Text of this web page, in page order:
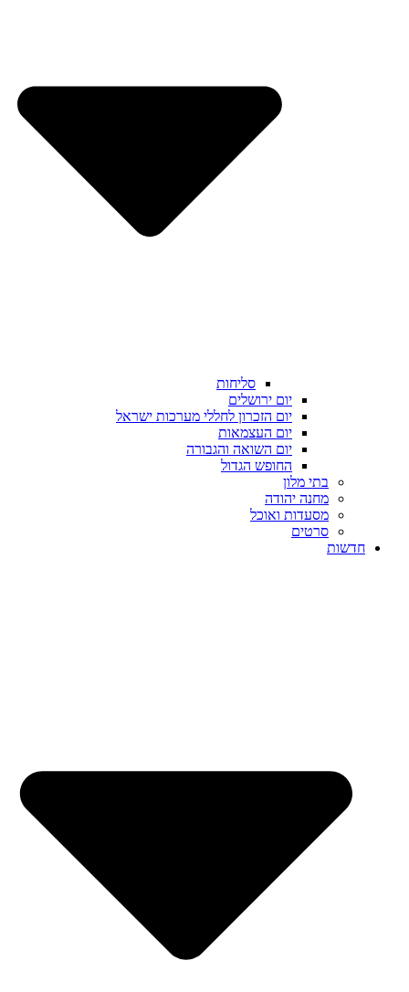
סליחות
יום ירושלים
יום הזכרון לחללי מערכות ישראל
יום העצמאות
יום השואה והגבורה
החופש הגדול
בתי מלון
מחנה יהודה
מסעדות ואוכל
סרטים
חדשות